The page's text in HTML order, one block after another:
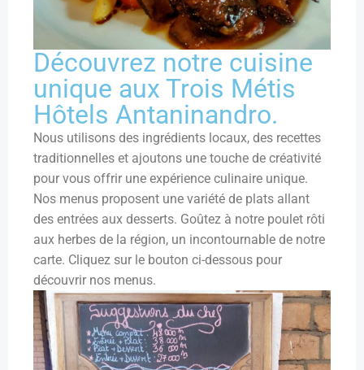
Découvrez notre cuisine
unique aux Trois Métis
Hôtels Antaninandro.
Nous utilisons des ingrédients locaux, des recettes
traditionnelles et ajoutons une touche de créativité
pour vous offrir une expérience culinaire unique.
Nos menus proposent une variété de plats allant
des entrées aux desserts. Goûtez à notre poulet rôti
aux herbes de la région, un incontournable de notre
carte. Cliquez sur le bouton ci-dessous pour
découvrir nos menus.